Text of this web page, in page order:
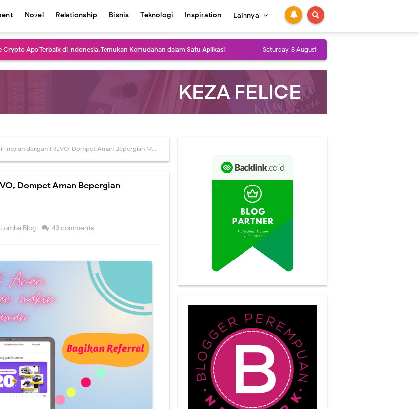
Novel Relationship Bisnis Teknologi Inspiration Lainnya
Crypto App Terbaik di Indonesia, Temukan Kemudahan dalam Satu Aplikasi
Paling Populer, Mana yang Kamu Suka?
Biar Perjalanan Tetap Aman dan Nyaman
di Kampung Halaman, Keindahan Alamnya Bikin Terpesona
Indonesia yang Populer, Mana yang Pernah Kamu Kunjungi?
Ramadan yang Bisa Dilakukan, Berguna untuk Sesama!
Bikin Momen Berbuka Puasa Makin Ceria
Tahun 2024, Rasa Nikmat Banyak Manfaat!
yang Selalu Diburu, Mana Favoritmu?
Tetap Mengeyangkan, Jadikan Puasa Tetap Bertenaga!
Terbaik ,Terbukti Naikkan Berat Badan Sejak 1 Minggu Pertama
Tubuh saat Ramadan, Puasa jadi Lancar!
Ramadan Agar Tetap Produktif, Tertarik Mencoba?
Saturday, 8 August
dengan TREVO, Dompet Aman Bepergian Makin Nyaman!
Dompet Aman Bepergian
Lomba Blog 43 comments